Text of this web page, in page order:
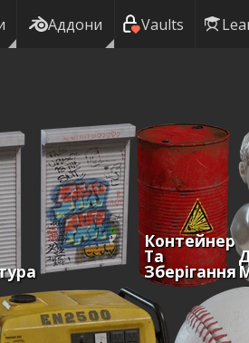
Аддони Vaults
Контейнери
Та
Зберігання